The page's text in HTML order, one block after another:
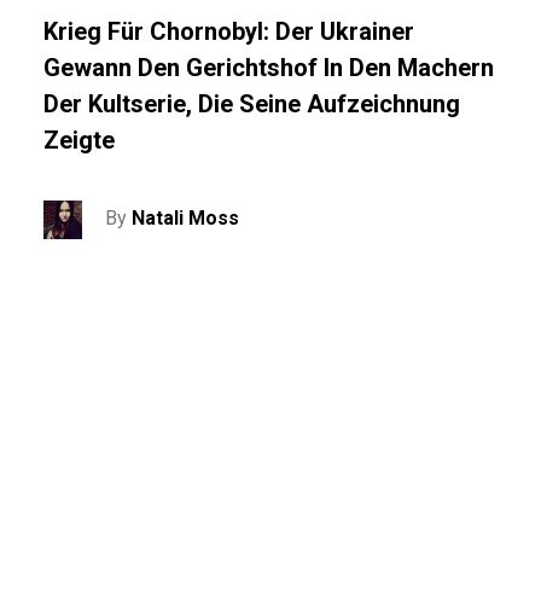
Krieg Für Chornobyl: Der Ukrainer
Gewann Den Gerichtshof In Den Machern
Der Kultserie, Die Seine Aufzeichnung
Zeigte
By Natali Moss